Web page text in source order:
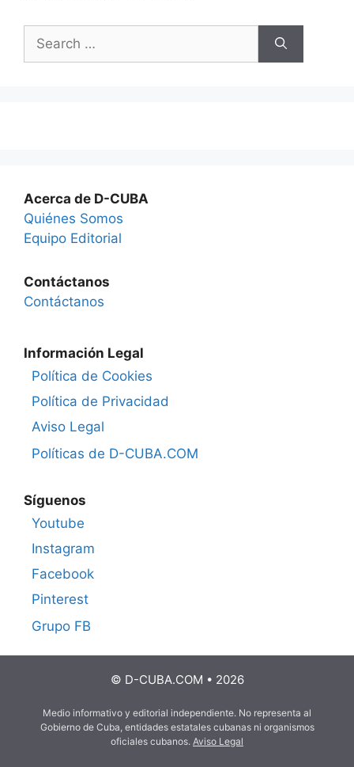
for:
Acerca de D-CUBA
Quiénes Somos
Equipo Editorial
Contáctanos
Contáctanos
Información Legal
Política de Cookies
Política de Privacidad
Aviso Legal
Políticas de D-CUBA.COM
Síguenos
Youtube
Instagram
Facebook
Pinterest
Grupo FB
© D-CUBA.COM • 2026
Medio informativo y editorial independiente. No representa al
Gobierno de Cuba, entidades estatales cubanas ni organismos
oficiales cubanos. Aviso Legal